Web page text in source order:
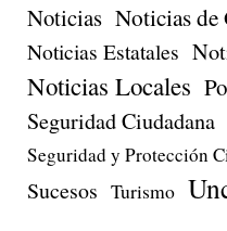
Noticias Noticias de
Noticias Estatales
Noticias Locales
Seguridad Ciudadana
Seguridad y Protección
Sucesos Turismo